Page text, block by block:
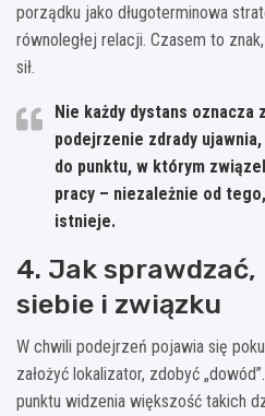
porządku jako długoterminowa
równoległej relacji. Czasem to
sił.
Nie każdy dystans oznacza
podejrzenie zdrady
do punktu, w którym
pracy – niezależnie od
istnieje.
4. Jak sprawdzać,
siebie i związku
W chwili podejrzeń pojawia się
założyć lokalizator, zdobyć
punktu widzenia większość takich